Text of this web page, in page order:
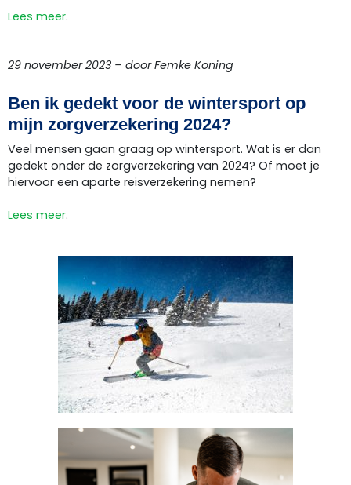
Lees meer.
29 november 2023 – door Femke Koning
Ben ik gedekt voor de wintersport op
mijn zorgverzekering 2024?
Veel mensen gaan graag op wintersport. Wat is er dan
gedekt onder de zorgverzekering van 2024? Of moet je
hiervoor een aparte reisverzekering nemen?
Lees meer.